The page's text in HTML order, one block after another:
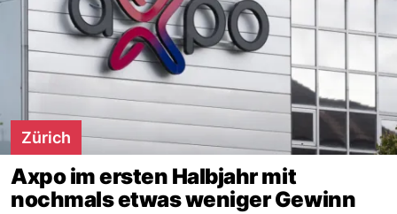
Zürich
Axpo im ersten Halbjahr mit
nochmals etwas weniger Gewinn